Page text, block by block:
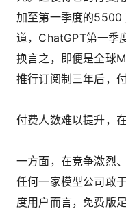
加至第一季度的
道，ChatGPT第一季
换言之，即便是全球
推行订阅制三年后，
付费人数难以提升，
一方面，在竞争激烈
任何一家模型公司敢
度用户而言，免费版